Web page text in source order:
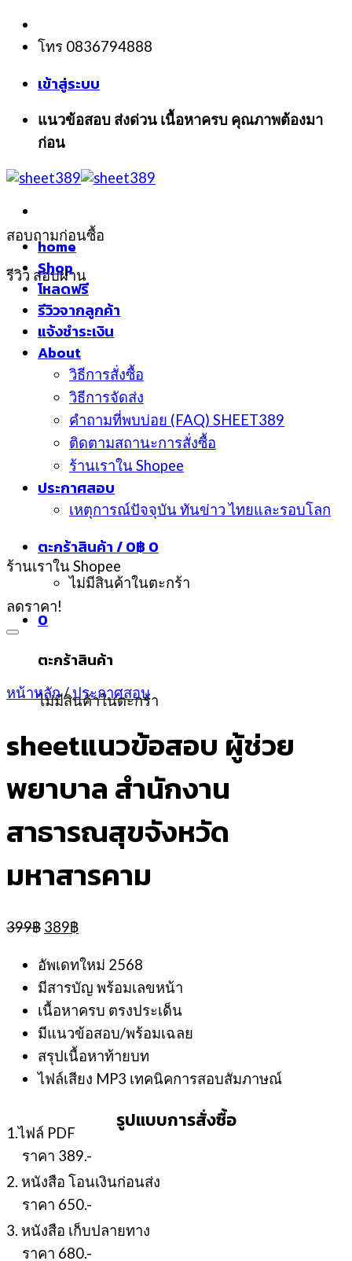
Skip
content
โทร 0836794888
เข้าสู่ระบบ
แนวข้อสอบ ส่งด่วน เนื้อหาครบ คุณภาพต้องมา
ก่อน
home
Shop
โหลดฟรี
รีวิวจากลูกค้า
แจ้งชำระเงิน
About
วิธีการสั่งซื้อ
วิธีการจัดส่ง
คำถามที่พบบ่อย (FAQ) SHEET389
ติดตามสถานะการสั่งซื้อ
ร้านเราใน Shopee
ประกาศสอบ
เหตุการณ์ปัจจุบัน ทันข่าว ไทยและรอบโลก
ตะกร้าสินค้า /0฿ 0
ไม่มีสินค้าในตะกร้า
0
ตะกร้าสินค้า
ไม่มีสินค้าในตะกร้า
สอบถามก่อนซื้อ
รีวิว สอบผ่าน
ร้านเราใน Shopee
ลดราคา!
หน้าหลัก/ ประกาศสอบ
sheetแนวข้อสอบ ผู้ช่วย
พยาบาล สำนักงาน
สาธารณสุขจังหวัด
มหาสารคาม
399฿ Original
was:
399฿.
389฿Current
is:
389฿.
อัพเดทใหม่ 2568
มีสารบัญ พร้อมเลขหน้า
เนื้อหาครบ ตรงประเด็น
มีแนวข้อสอบ/พร้อมเฉลย
สรุปเนื้อหาท้ายบท
ไฟล์เสียง MP3 เทคนิคการสอบสัมภาษณ์
รูปแบบการสั่งซื้อ
1.ไฟล์ PDF
ราคา 389.-
2. หนังสือ โอนเงินก่อนส่ง
ราคา 650.-
3. หนังสือ เก็บปลายทาง
ราคา 680.-